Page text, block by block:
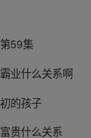
59集
业什么关系啊
的孩子
贵什么关系